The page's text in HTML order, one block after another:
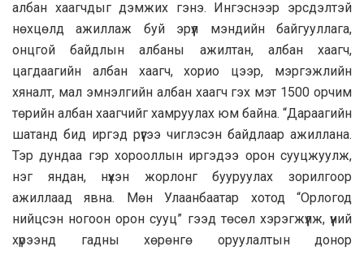
албан хаагчдыг дэмжих гэнэ. Ингэснээр эрсдэлтэй
нөхцөлд ажиллаж буй эрүүл мэндийн байгууллага,
онцгой байдлын албаны ажилтан, албан хаагч,
цагдаагийн албан хаагч, хорио цээр, мэргэжлийн
хяналт, мал эмнэлгийн албан хаагч гэх мэт 1500 орчим
төрийн албан хаагчийг хамруулах юм байна. “Дараагийн
шатанд бид иргэд рүүгээ чиглэсэн байдлаар ажиллана.
Тэр дундаа гэр хорооллын иргэдээ орон сууцжуулж,
нэг яндан, нүхэн жорлонг бууруулах зорилгоор
ажиллаад явна. Мөн Улаанбаатар хотод “Орлогод
нийцсэн ногоон орон сууц” гээд төсөл хэрэгжүүлж, үүний
хүрээнд гадны хөрөнгө оруулалтын донор